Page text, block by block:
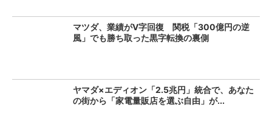
マツダ、業績がV字回復 関税「300億円の逆
風」でも勝ち取った黒字転換の裏側
ヤマダ×エディオン「2.5兆円」統合で、あなた
の街から「家電量販店を選ぶ自由」が...